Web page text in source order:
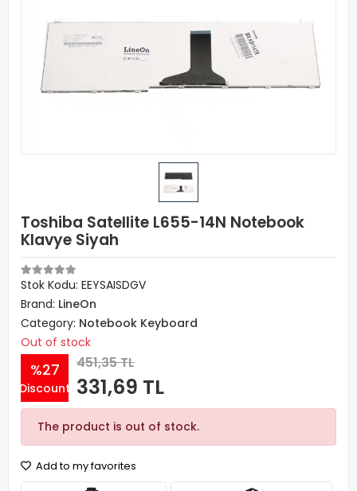
Toshiba Satellite L655-14N Notebook
Klavye Siyah
Stok Kodu: EEYSAISDGV
Brand: LineOn
Category: Notebook Keyboard
Out of stock
%27
Discount
451,35 TL
331,69 TL
The product is out of stock.
Add to my favorites